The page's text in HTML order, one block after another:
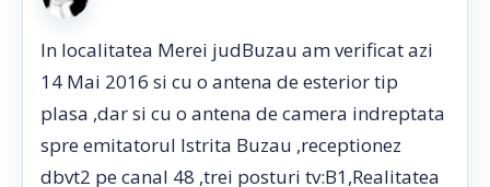
In localitatea Merei judBuzau am verificat azi
14 Mai 2016 si cu o antena de esterior tip
plasa ,dar si cu o antena de camera indreptata
spre emitatorul Istrita Buzau ,receptionez
dbvt2 pe canal 48 ,trei posturi tv:B1,Realitatea